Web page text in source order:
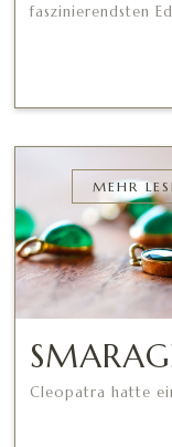
faszinierendsten
Cleopatra hatte
MEHR